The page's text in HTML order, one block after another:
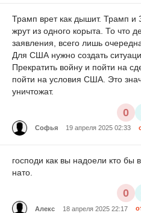
Трамп врет как дышит. Трамп и
жрут из одного корыта. То что
заявления, всего лишь
Для США нужно создать
Прекратить войну и пойти на
пойти на условия США. Это
уничтожат.
0
Софья 19 апреля 2025 02:33
господи как вы надоели кто бы
нато.
0
Алекс 18 апреля 2025 22:17